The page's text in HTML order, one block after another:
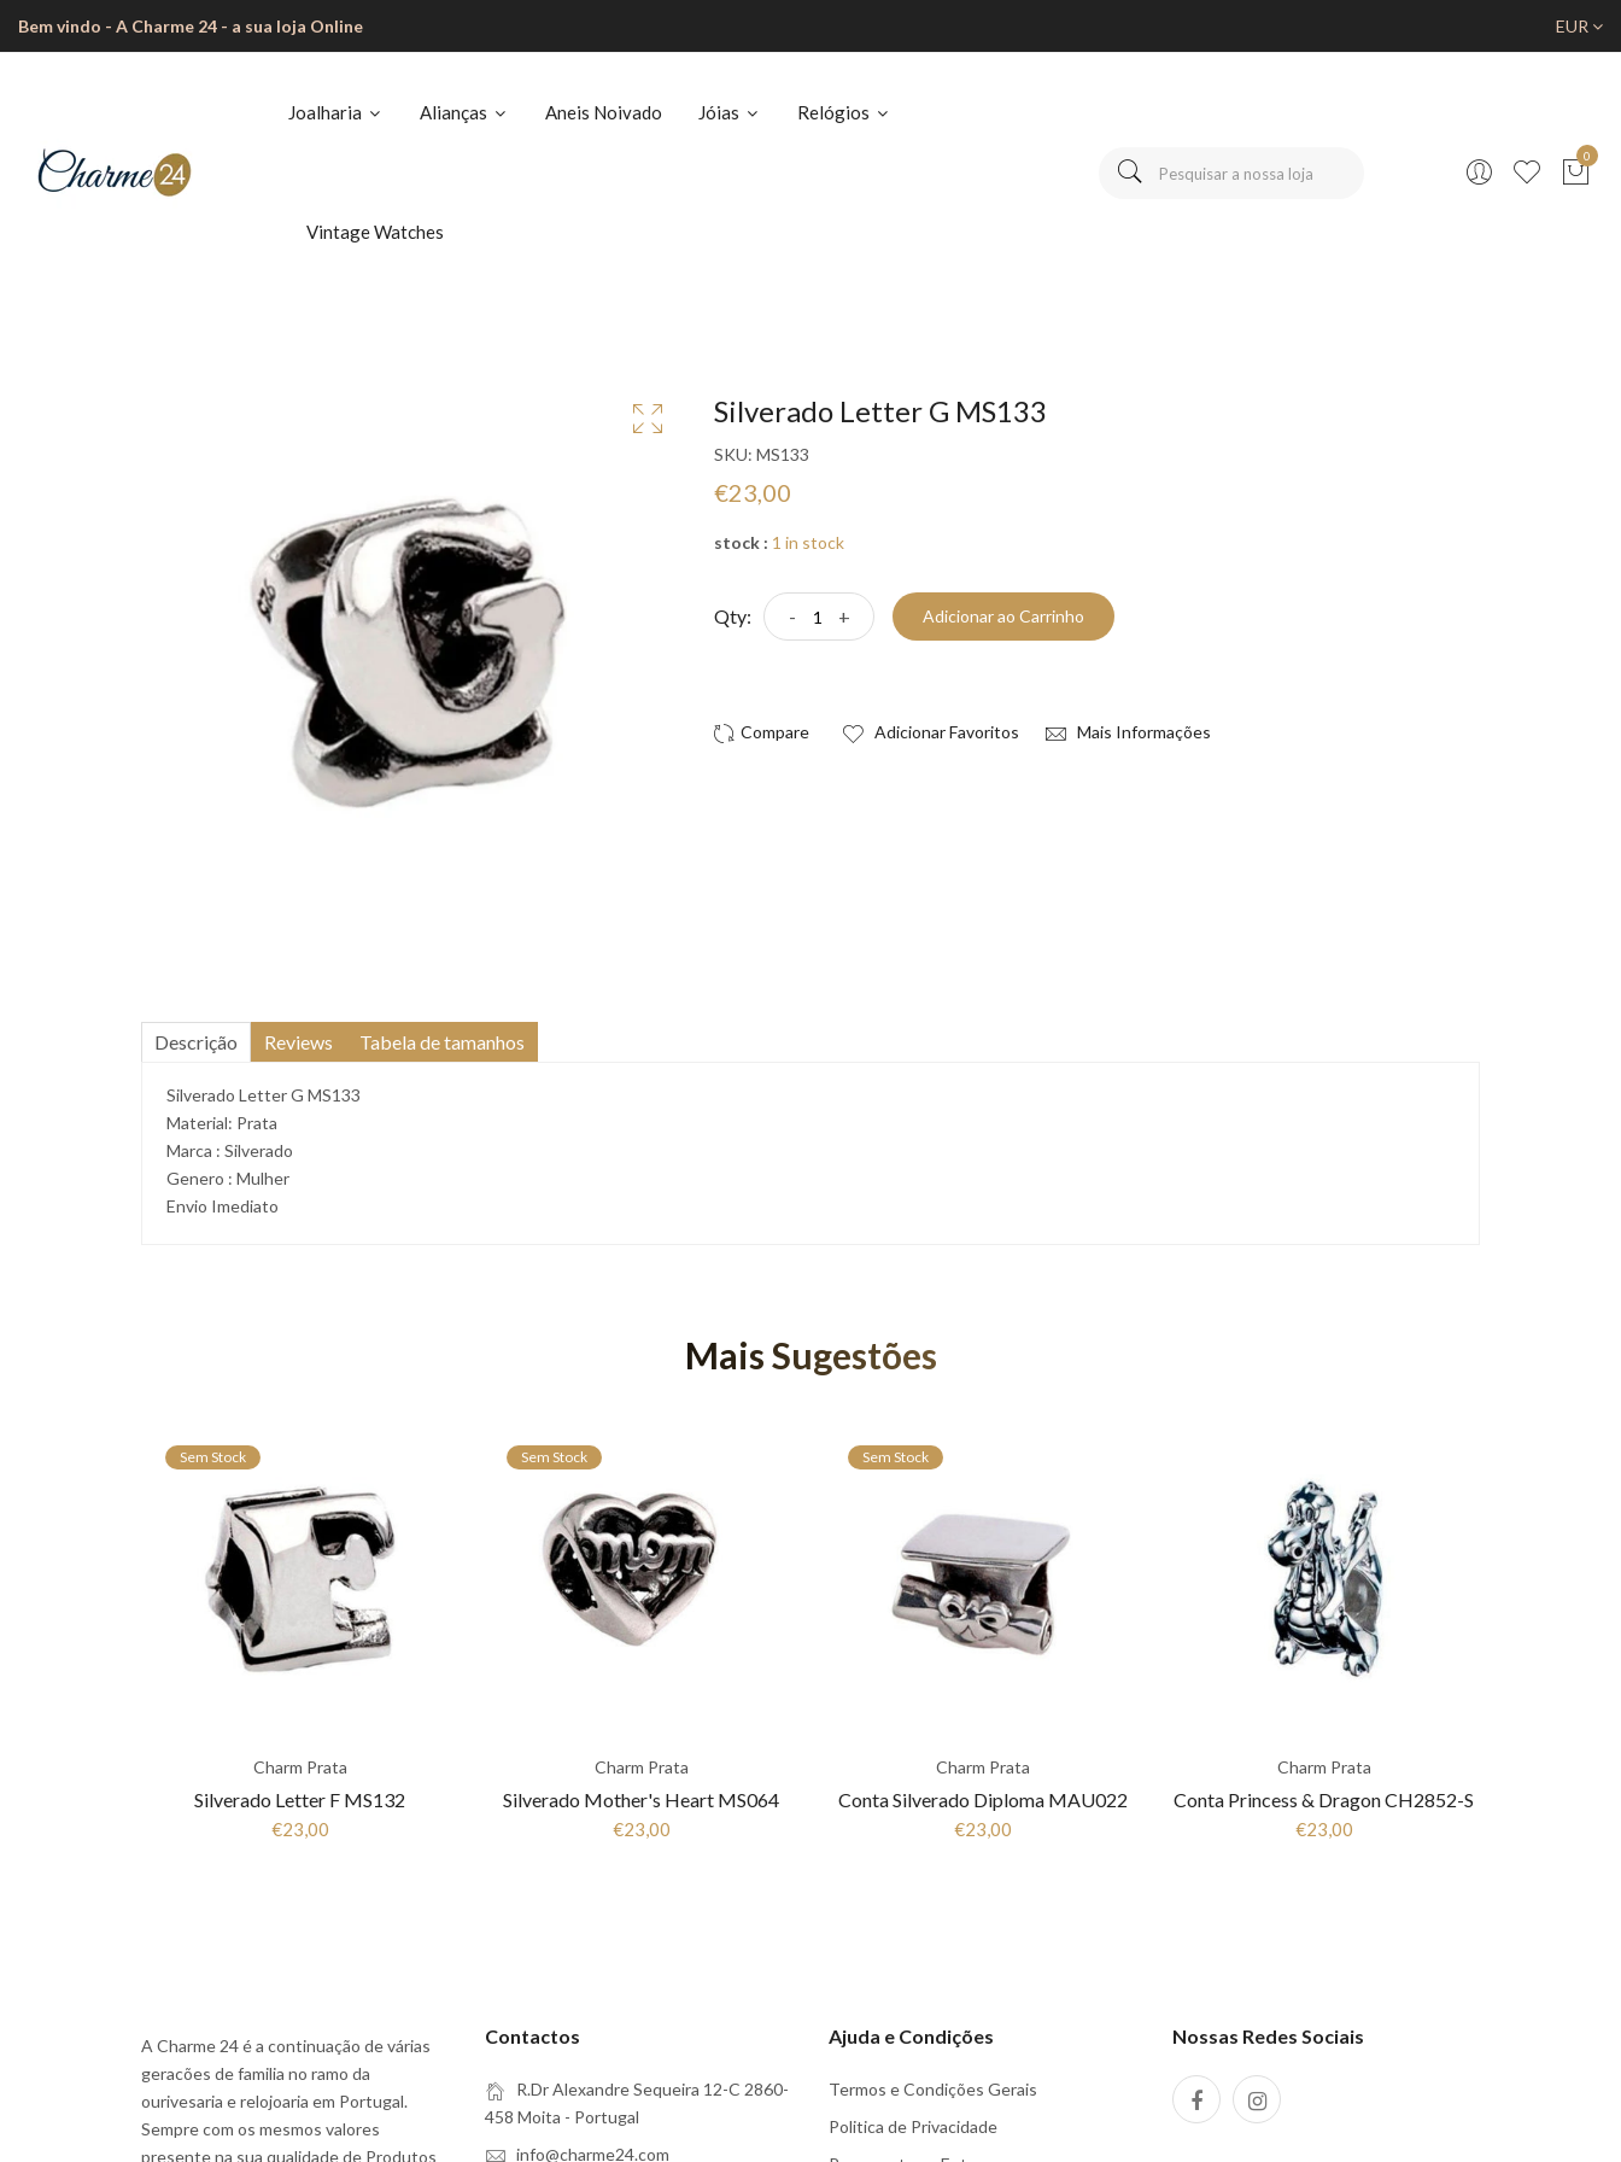
Bem vindo - A Charme 24 - a sua loja Online EUR
Joalharia Alianças Aneis Noivado Jóias Relógios
Vintage Watches
0
Silverado Letter G MS133
SKU: MS133
€23,00
stock : 1 in stock
Qty: - + Adicionar ao Carrinho
Adicionar Favoritos Mais Informações
Descrição Reviews Tabela de tamanhos
Silverado Letter G MS133
Material: Prata
Marca : Silverado
Genero : Mulher
Envio Imediato
Mais Sugestões
Sem Stock
Charm Prata
Silverado Letter F MS132
€23,00
Sem Stock
Charm Prata
Silverado Mother's Heart MS064
€23,00
Sem Stock
Charm Prata
Conta Silverado Diploma MAU022
€23,00
Charm Prata
Conta Princess & Dragon CH2852-S
€23,00
A Charme 24 é a continuação de várias
geracões de familia no ramo da
ourivesaria e relojoaria em Portugal.
Sempre com os mesmos valores
presente na sua qualidade de Produtos
Contactos
R.Dr Alexandre Sequeira 12-C 2860-
458 Moita - Portugal
info@charme24.com
Ajuda e Condições
Termos e Condições Gerais
Politica de Privacidade
Nossas Redes Sociais